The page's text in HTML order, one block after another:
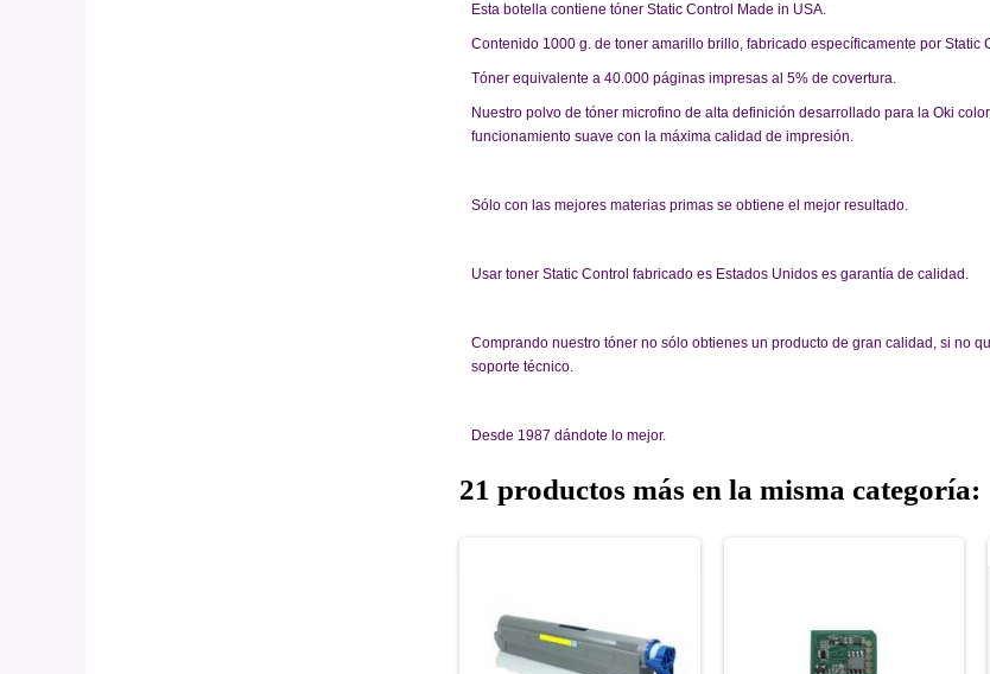
Esta botella contiene tóner Static Control Made in USA.
Contenido 1000 g. de toner amarillo brillo, fabricado específicamente por Static
Tóner equivalente a 40.000 páginas impresas al 5% de covertura.
Nuestro polvo de tóner microfino de alta definición desarrollado para la Oki
funcionamiento suave con la máxima calidad de impresión.
Sólo con las mejores materias primas se obtiene el mejor resultado.
Usar toner Static Control fabricado es Estados Unidos es garantía de calidad.
Comprando nuestro tóner no sólo obtienes un producto de gran calidad, si no
soporte técnico.
Desde 1987 dándote lo mejor.
21 productos más en la misma categoría: